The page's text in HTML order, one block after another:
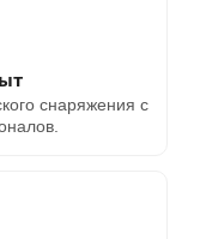
снаряжения с